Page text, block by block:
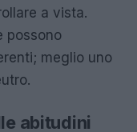
a vista.
possono
meglio uno
abitudini